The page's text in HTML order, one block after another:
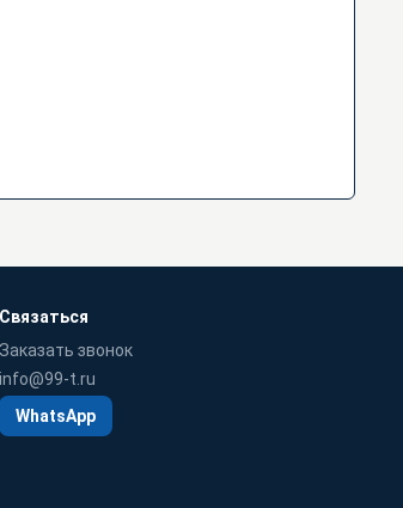
Связаться
Заказать звонок
info@99-t.ru
WhatsApp